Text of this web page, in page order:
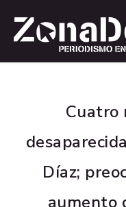
Cuatro
Díaz;
aumento